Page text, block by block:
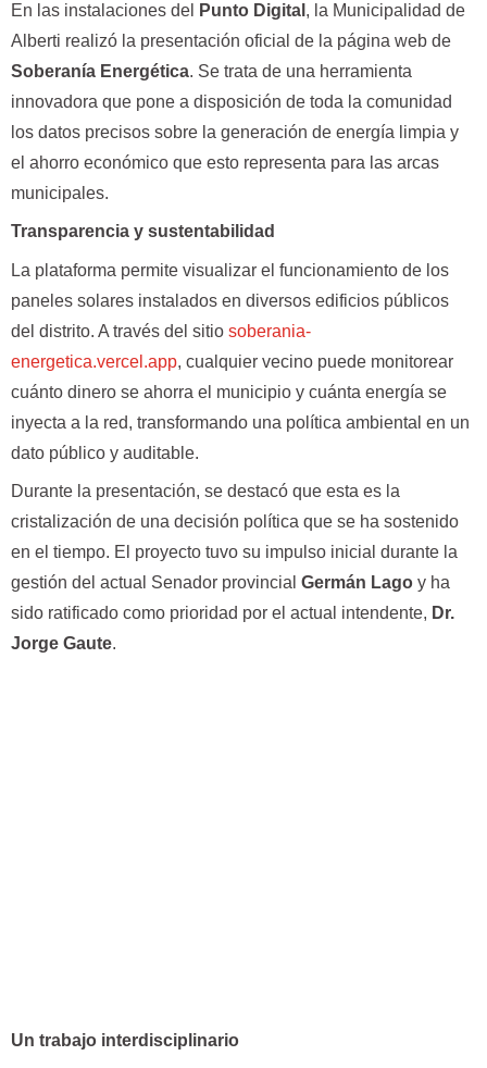
En las instalaciones del Punto Digital , la Municipalidad de
Alberti realizó la presentación oficial de la página web de
Soberanía Energética. Se trata de una herramienta
innovadora que pone a disposición de toda la comunidad
los datos precisos sobre la generación de energía limpia y
el ahorro económico que esto representa para las arcas
municipales.
Transparencia y sustentabilidad
La plataforma permite visualizar el funcionamiento de los
paneles solares instalados en diversos edificios públicos
del distrito. A través del sitio soberania-
energetica.vercel.app, cualquier vecino puede monitorear
cuánto dinero se ahorra el municipio y cuánta energía se
inyecta a la red, transformando una política ambiental en un
dato público y auditable.
Durante la presentación, se destacó que esta es la
cristalización de una decisión política que se ha sostenido
en el tiempo. El proyecto tuvo su impulso inicial durante la
gestión del actual Senador provincial Germán Lago y ha
sido ratificado como prioridad por el actual intendente, Dr.
Jorge Gaute.
Un trabajo interdisciplinario